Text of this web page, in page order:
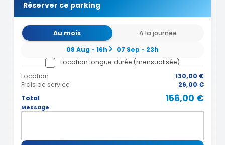
Réserver ce parking
Au mois
A la journée
08 Aug - 16h
07 Sep - 23h
Location longue durée (mensualisée)
Location
130,00 €
Frais de service
26,00 €
Total
156,00 €
Message